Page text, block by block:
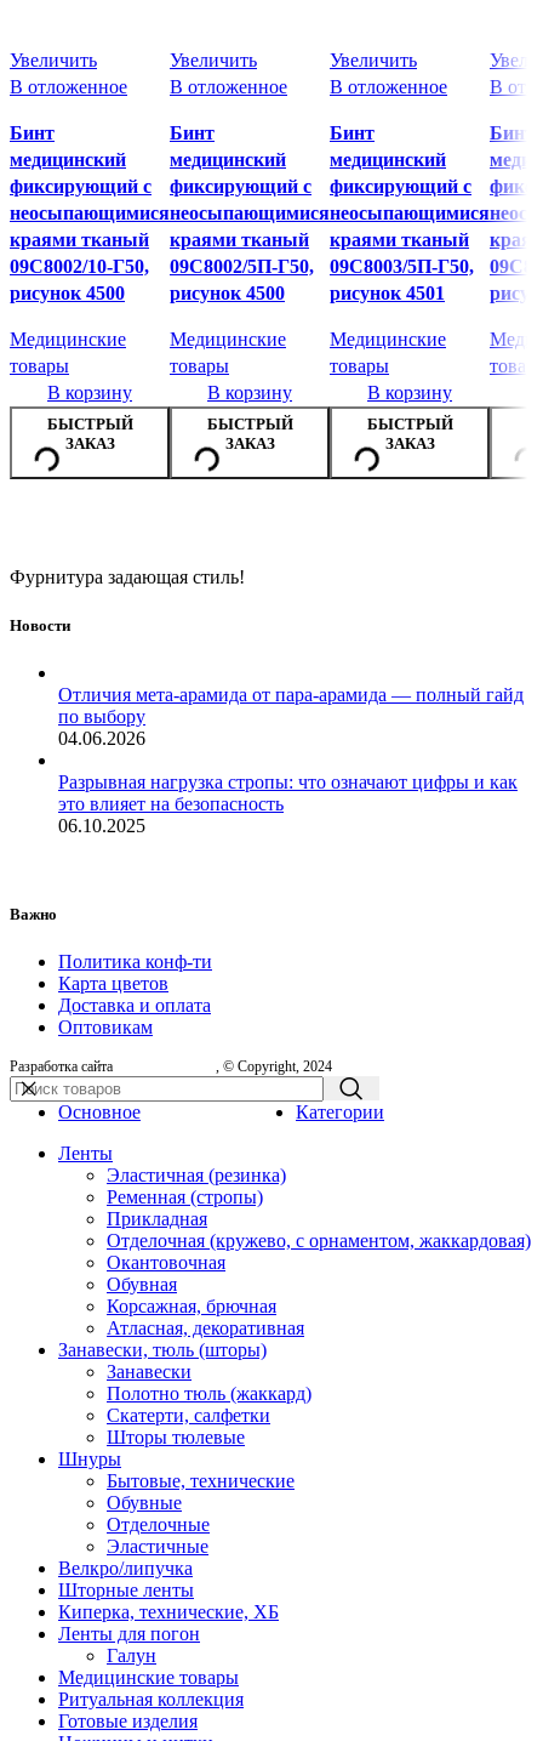
Увеличить
В отложенное
Бинт
медицинский
фиксирующий с
неосыпающимися
краями тканый
09С8002/10-Г50,
рисунок 4500
Медицинские
товары
В корзину
БЫСТРЫЙ
ЗАКАЗ
Увеличить
В отложенное
Бинт
медицинский
фиксирующий с
неосыпающимися
краями тканый
09С8002/5П-Г50,
рисунок 4500
Медицинские
товары
В корзину
БЫСТРЫЙ
ЗАКАЗ
Увеличить
В отложенное
Бинт
медицинский
фиксирующий с
неосыпающимися
краями тканый
09С8003/5П-Г50,
рисунок 4501
Медицинские
товары
В корзину
БЫСТРЫЙ
ЗАКАЗ
В
Бинт
Фурнитура задающая стиль!
Новости
Отличия мета-арамида от пара-арамида — полный гайд
по выбору
04.06.2026
Разрывная нагрузка стропы: что означают цифры и как
это влияет на безопасность
06.10.2025
Важно
Политика конф-ти
Карта цветов
Доставка и оплата
Оптовикам
Разработка сайта , © Copyright, 2024
Основное
Категории
Ленты
Эластичная (резинка)
Ременная (стропы)
Прикладная
Отделочная (кружево, с орнаментом, жаккардовая)
Окантовочная
Обувная
Корсажная, брючная
Атласная, декоративная
Занавески, тюль (шторы)
Занавески
Полотно тюль (жаккард)
Скатерти, салфетки
Шторы тюлевые
Шнуры
Бытовые, технические
Обувные
Отделочные
Эластичные
Велкро/липучка
Шторные ленты
Киперка, технические, ХБ
Ленты для погон
Галун
Медицинские товары
Ритуальная коллекция
Готовые изделия